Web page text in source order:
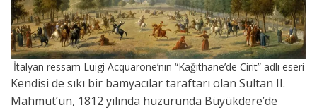
İtalyan ressam Luigi Acquarone’nın “Kağıthane’de Cirit” adlı eseri
Kendisi de sıkı bir bamyacılar taraftarı olan Sultan II.
Mahmut’un, 1812 yılında huzurunda Büyükdere’de